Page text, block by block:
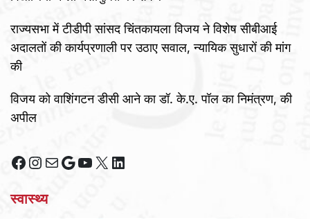
राज्यसभा में टीडीपी सांसद चिंतकायला विजय ने विशेष सीबीआई
अदालतों की कार्यप्रणाली पर उठाए सवाल, न्यायिक सुधारों की मांग
की
विजय को वाशिंगटन डीसी आने का डॉ. के.ए. पॉल का निमंत्रण, की
अपील
Facebook
Instagram
MailGoogle
YouTube
X LinkedIn
स्वास्थ्य